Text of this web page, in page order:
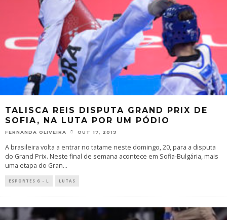
TALISCA REIS DISPUTA GRAND PRIX DE
SOFIA, NA LUTA POR UM PÓDIO
FERNANDA OLIVEIRA OUT 17, 2019
A brasileira volta a entrar no tatame neste domingo, 20, para a disputa
do Grand Prix. Neste final de semana acontece em Sofia-Bulgária, mais
uma etapa do Gran...
ESPORTES G - L LUTAS